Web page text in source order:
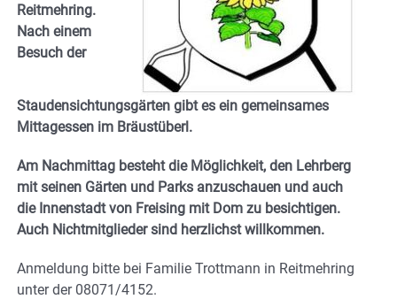
Reitmehring.
Nach einem
Besuch der
Staudensichtungsgärten gibt es ein gemeinsames
Mittagessen im Bräustüberl.
Am Nachmittag besteht die Möglichkeit, den Lehrberg
mit seinen Gärten und Parks anzuschauen und auch
die Innenstadt von Freising mit Dom zu besichtigen.
Auch Nichtmitglieder sind herzlichst willkommen.
Anmeldung bitte bei Familie Trottmann in Reitmehring
unter der 08071/4152.